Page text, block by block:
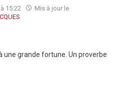
15:22
Mis à jour le
une grande fortune. Un proverbe